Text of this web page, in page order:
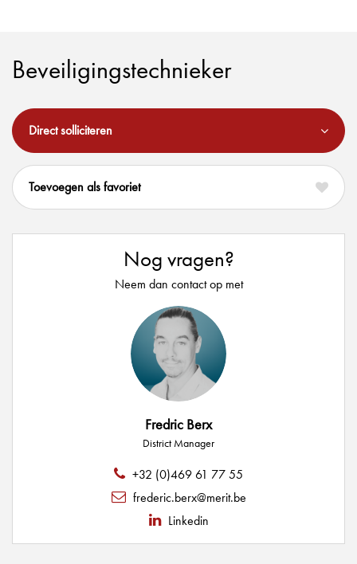
Beveiligingstechnieker
Direct solliciteren
favoriet
Nog vragen?
Neem dan contact op met
Fredric Berx
District Manager
+32 (0)469 61 77 55
frederic.berx@merit.be
Linkedin